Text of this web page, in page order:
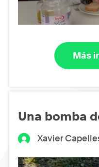
Más
Una bomba
Xavier